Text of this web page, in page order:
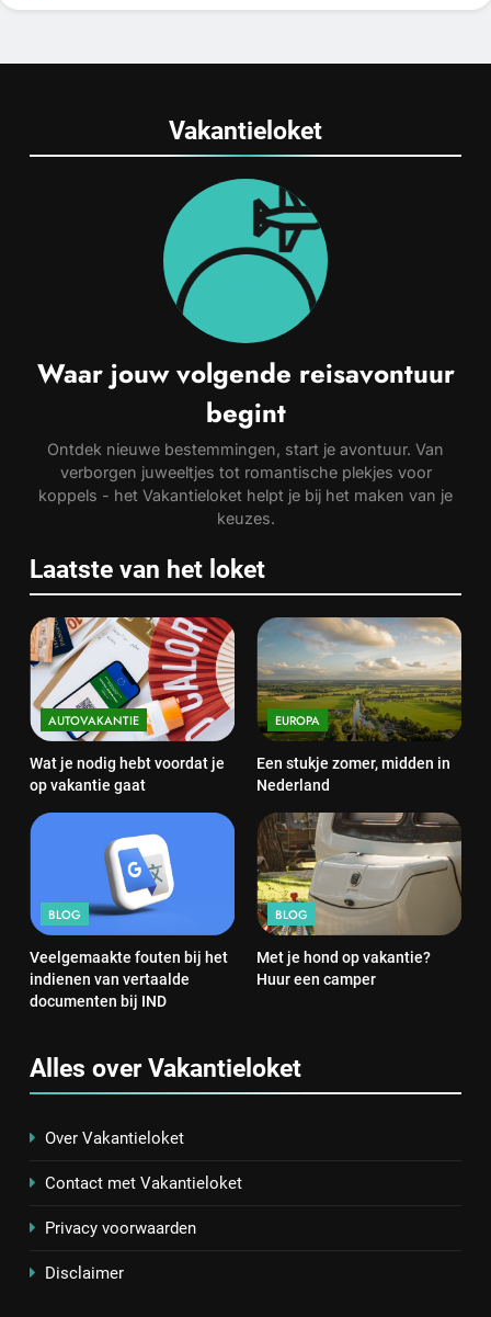
Vakantieloket
Waar jouw volgende reisavontuur
begint
Ontdek nieuwe bestemmingen, start je avontuur. Van
verborgen juweeltjes tot romantische plekjes voor
koppels - het Vakantieloket helpt je bij het maken van je
keuzes.
Laatste van het loket
AUTOVAKANTIE
Wat je nodig hebt voordat je
op vakantie gaat
EUROPA
Een stukje zomer, midden in
Nederland
BLOG
Veelgemaakte fouten bij het
indienen van vertaalde
documenten bij IND
BLOG
Met je hond op vakantie?
Huur een camper
Alles over Vakantieloket
Over Vakantieloket
Contact met Vakantieloket
Privacy voorwaarden
Disclaimer